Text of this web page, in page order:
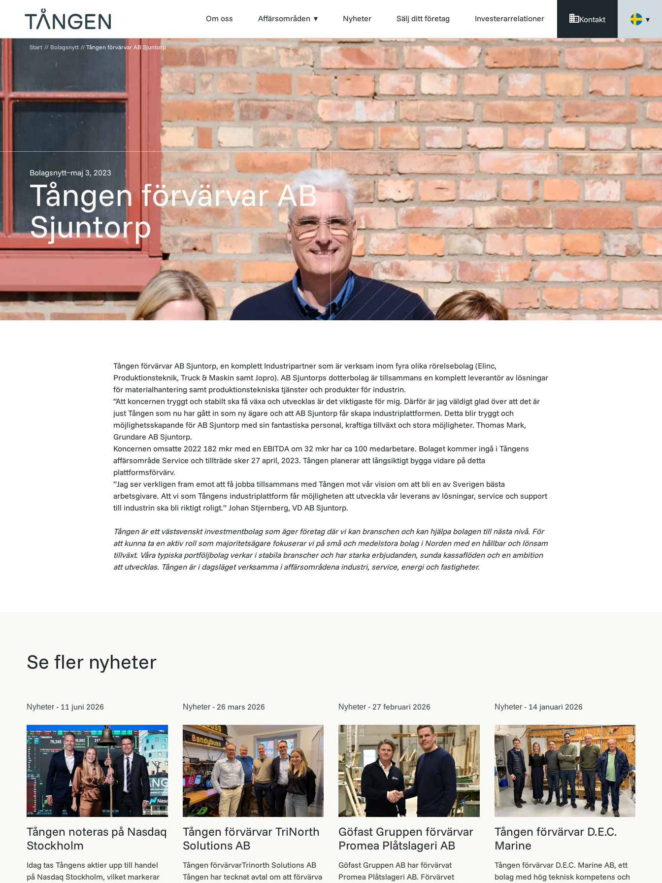
Om oss Affärsområden Nyheter Sälj ditt företag Investerarrelationer Kontakt
Start // Bolagsnytt // Tången förvärvar AB Sjuntorp
Bolagsnytt maj 3, 2023
Tången förvärvar AB
Sjuntorp
Tången förvärvar AB Sjuntorp, en komplett Industripartner som är verksam inom fyra olika rörelsebolag (Elinc,
Produktionsteknik, Truck & Maskin samt Jopro). AB Sjuntorps dotterbolag är tillsammans en komplett leverantör av lösningar
för materialhantering samt produktionstekniska tjänster och produkter för industrin.
”Att koncernen tryggt och stabilt ska få växa och utvecklas är det viktigaste för mig. Därför är jag väldigt glad över att det är
just Tången som nu har gått in som ny ägare och att AB Sjuntorp får skapa industriplattformen. Detta blir tryggt och
möjlighetsskapande för AB Sjuntorp med sin fantastiska personal, kraftiga tillväxt och stora möjligheter. Thomas Mark,
Grundare AB Sjuntorp.
Koncernen omsatte 2022 182 mkr med en EBITDA om 32 mkr har ca 100 medarbetare. Bolaget kommer ingå i Tångens
affärsområde Service och tillträde sker 27 april, 2023. Tången planerar att långsiktigt bygga vidare på detta
plattformsförvärv.
”Jag ser verkligen fram emot att få jobba tillsammans med Tången mot vår vision om att bli en av Sverigen bästa
arbetsgivare. Att vi som Tångens industriplattform får möjligheten att utveckla vår leverans av lösningar, service och support
till industrin ska bli riktigt roligt.” Johan Stjernberg, VD AB Sjuntorp.
Tången är ett västsvenskt investmentbolag som äger företag där vi kan branschen och kan hjälpa bolagen tillnästa nivå. För
att kunna ta en aktiv roll som majoritetsägare fokuserar vi på små och medelstora bolag iNorden med en hållbar och lönsam
tillväxt. Våra typiska portföljbolag verkar i stabila branscher och har starka erbjudanden, sunda kassaflöden och en ambition
att utvecklas. Tången är i dagsläget verksamma iaffärsområdena industri, service, energi och fastigheter.
Se fler nyheter
Nyheter - 11 juni 2026
Tången noteras på Nasdaq
Stockholm
Idag tas Tångens aktier upp till handel
på Nasdaq Stockholm, vilket markerar
Nyheter -26 mars 2026
Tången förvärvar TriNorth
Solutions AB
Tången förvärvarTrinorth Solutions AB
Tången har tecknat avtal om att förvärva
Nyheter - 27 februari 2026
Göfast Gruppen förvärvar
Promea Plåtslageri AB
Göfast Gruppen AB har förvärvat
Promea Plåtslageri AB. Förvärvet
Nyheter -14 januari 2026
Tången förvärvar D.E.C.
Marine
Tången förvärvar D.E.C. Marine AB, ett
bolag med hög teknisk kompetens och